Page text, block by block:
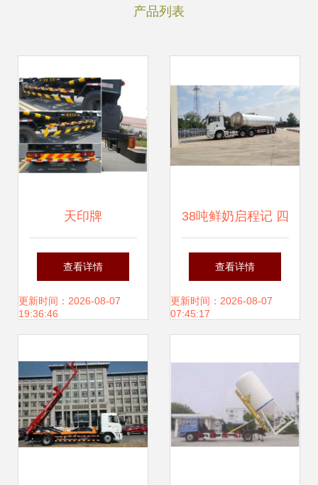
产品列表
天印牌
NJZ5160ZBG4背
罐车 高效专业的水
查看详情
更新时间：2026-08-07
19:36:46
38吨鲜奶启程记 四
川半挂罐车现场直
击
查看详情
更新时间：2026-08-07
07:45:17